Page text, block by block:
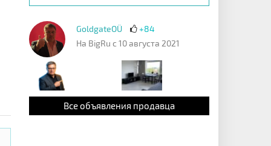
GoldgateOÜ
+84
На BigRu с 10 августа 2021
Все объявления продавца